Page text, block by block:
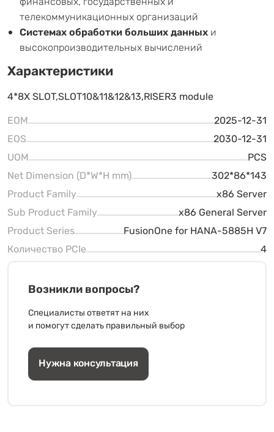
телекоммуникационных организаций
Системах обработки больших данных и
высокопроизводительных вычислений
Характеристики
4*8X SLOT,SLOT10&11&12&13,RISER3 module
EOM
2025-12-31
EOS
2030-12-31
UOM
PCS
Net Dimension (D*W*H mm)
302*86*143
Product Family
x86 Server
Sub Product Family
x86 General Server
Product Series
FusionOne for HANA-5885H V7
Количество PCIe
4
Возникли вопросы?
Специалисты ответят на них
и помогут сделать правильный выбор
Нужна консультация